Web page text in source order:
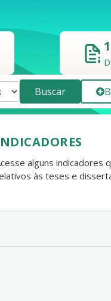
Buscar
alguns indicadores
às teses e